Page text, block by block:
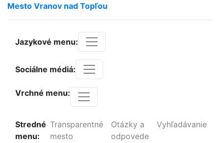
Mesto Vranov nad Topľou
Jazykové menu:
Sociálne médiá:
Vrchné menu:
Stredné
menu:
Transparentné
mesto
Otázky a
odpovede
Vyhľadávanie